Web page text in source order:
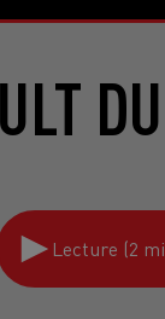
Lecture (2